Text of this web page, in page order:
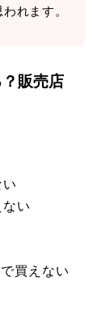
れます。
販売店
い
買えない